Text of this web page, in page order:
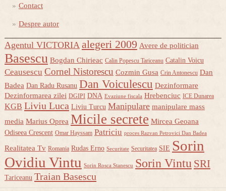
Contact
Despre autor
Agentul VICTORIA alegeri 2009 Avere de politician
Basescu Bogdan Chirieac Calin Popescu Tariceanu Catalin Voicu
Ceausescu Cornel Nistorescu Cozmin Gusa Crin Antonescu Dan
Badea Dan Radu Rusanu Dan Voiculescu Dezinformare
Dezinformarea zilei DGIPI DNA Evaziune fiscala Hrebenciuc ICE Dunarea
KGB Liviu Luca Liviu Turcu Manipulare manipulare mass
media Marius Oprea Micile secrete Mircea Geoana
Odiseea Crescent Omar Hayssam Patriciu proces Razvan Petrovici Dan Badea
Realitatea Tv Romania Rudas Erno Securitate Securitatea SIE Sorin
Ovidiu Vintu Sorin Rosca Stanescu Sorin Vintu SRI
Tariceanu Traian Basescu